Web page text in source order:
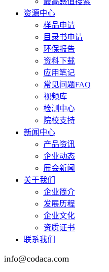
资源中心
样品申请
目录书申请
环保报告
资料下载
应用笔记
常见问题FAQ
视频库
检测中心
院校支持
新闻中心
产品资讯
企业动态
展会新闻
关于我们
企业简介
发展历程
企业文化
资质证书
联系我们
info@codaca.com